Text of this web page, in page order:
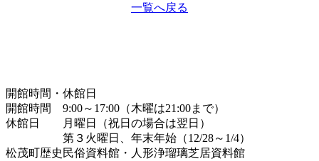
一覧へ戻る
開館時間・休館日
開館時間 9:00～17:00（木曜は21:00まで）
休館日 月曜日（祝日の場合は翌日）
第３火曜日、年末年始（12/28～1/4）
松茂町歴史民俗資料館・人形浄瑠璃芝居資料館